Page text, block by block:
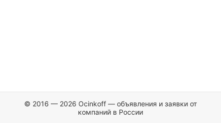
© 2016 — 2026 Ocinkoff — объявления и заявки от
компаний в России